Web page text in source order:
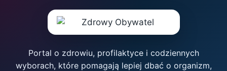
Portal o zdrowiu, profilaktyce i codziennych
wyborach, które pomagają lepiej dbać o organizm,